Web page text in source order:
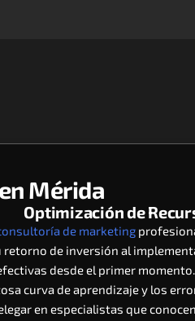
Mérida
Optimización de
de marketing
retorno de inversión al
desde el primer
curva de aprendizaje y los
en especialistas que